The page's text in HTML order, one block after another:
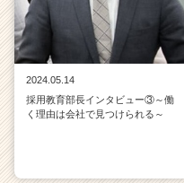
2024.05.14
採用教育部長インタビュー③～働
く理由は会社で見つけられる～